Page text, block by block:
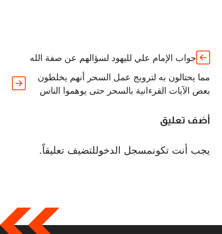
جواب الإمام علي لليهود لسؤالهم عن صفة الله
مما يحتالون به لترويج عمل السحر أنهم يخلطون
بعض الآيات القرءانية بالسحر حتى يوهموا الناس
أضف تعليق
يجب أنت تكونمسجل الدخوللتضيف تعليقاً.